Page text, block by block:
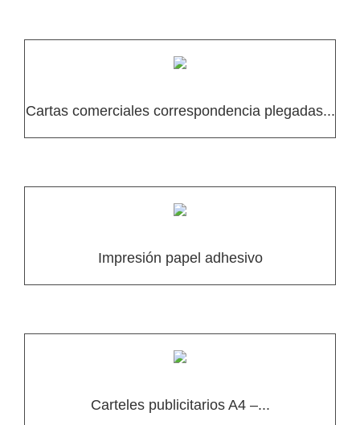
Cartas comerciales correspondencia plegadas...
Impresión papel adhesivo
Carteles publicitarios A4 –...